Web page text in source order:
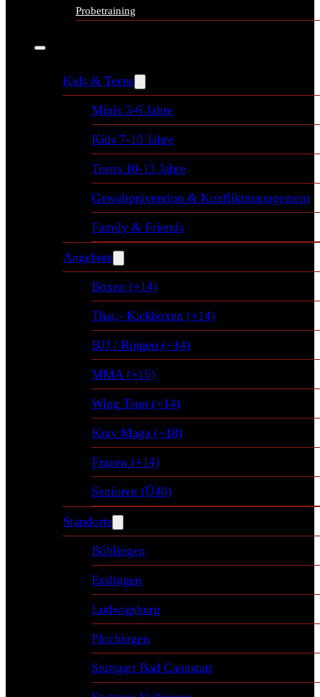
Probetraining
Kids & Teens
Minis 3-6 Jahre
Kids 7-10 Jahre
Teens 10-13 Jahre
Gewaltprävention & Konfliktmanagement
Family & Friends
Angebote
Boxen (+14)
Thai,- Kickboxen (+14)
BJJ / Ringen (+14)
MMA (+16)
Wing Tsun (+14)
Krav Maga (+18)
Frauen (+14)
Senioren (Ü40)
Standorte
Böblingen
Esslingen
Ludwigsburg
Plochingen
Stuttgart Bad Cannstatt